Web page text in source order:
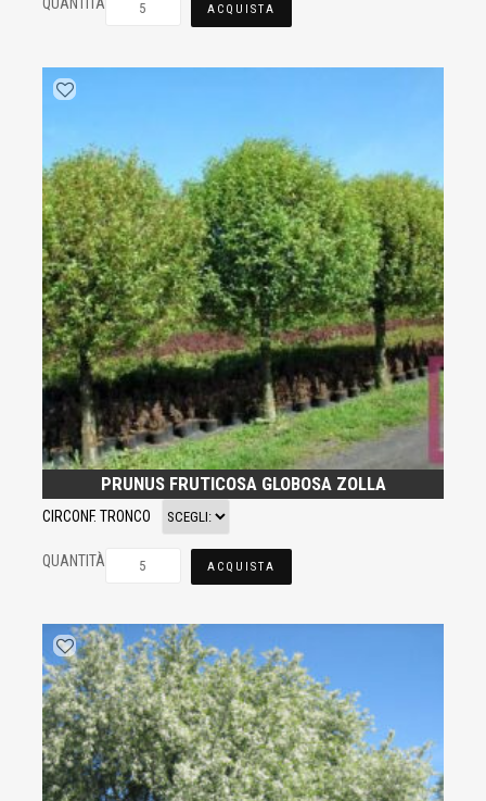
QUANTITÀ ACQUISTA
PRUNUS FRUTICOSA GLOBOSA ZOLLA
CIRCONF. TRONCO
QUANTITÀ ACQUISTA